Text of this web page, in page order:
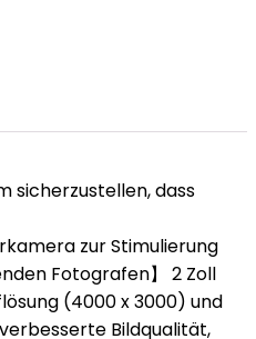
sicherzustellen, dass
zur Stimulierung
Fotografen】 2 Zoll
(4000 x 3000) und
Bildqualität,